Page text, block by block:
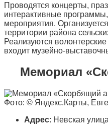
Проводятся концерты,
интерактивные
мероприятия.
территории района
Реализуются
входит музейно-
Мемориал
Фото: © Яндекс.Карты,
Адрес: Невская